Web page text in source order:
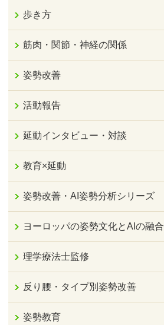
歩き方
筋肉・関節・神経の関係
姿勢改善
活動報告
延動インタビュー・対談
教育×延動
姿勢改善・AI姿勢分析シリーズ
ヨーロッパの姿勢文化とAIの融合
理学療法士監修
反り腰・タイプ別姿勢改善
姿勢教育